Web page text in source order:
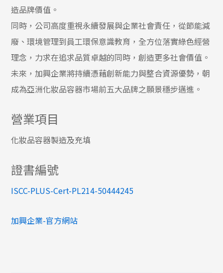
造品牌價值。
同時，公司高度重視永續發展與企業社會責任，從節能減
廢、環境管理到員工環保意識教育，全方位落實綠色經營
理念，力求在追求品質卓越的同時，創造更多社會價值。
未來，加興企業將持續憑藉創新能力與整合資源優勢，朝
成為亞洲化妝品容器市場前五大品牌之願景穩步邁進。
營業項目
化妝品容器製造及充填
證書編號
ISCC-PLUS-Cert-PL214-50444245
加興企業-官方網站